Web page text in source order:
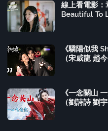
線上看電影：
Beautiful To
《驕陽似我
（宋威龍 趙
《一念關山
（劉詩詩 劉